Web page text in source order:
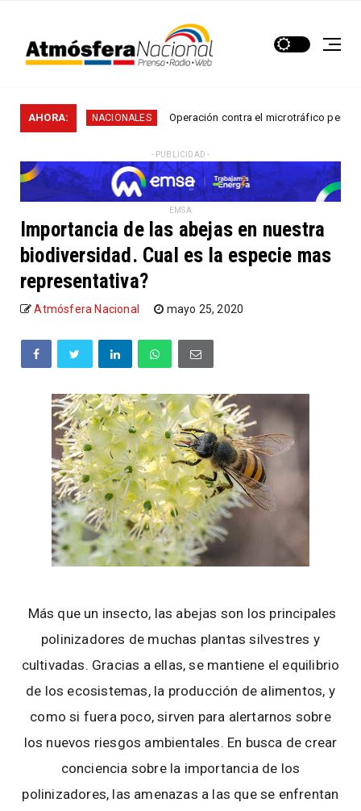
AHORA:NACIONALES Operación contra el microtráfico permitió que la
- PUBLICIDAD -
EMSA
Importancia de las abejas en nuestra
biodiversidad. Cual es la especie mas
representativa?
Atmósfera Nacional mayo 25, 2020
Más que un insecto, las abejas son los principales
polinizadores de muchas plantas silvestres y
cultivadas. Gracias a ellas, se mantiene el equilibrio
de los ecosistemas, la producción de alimentos, y
como si fuera poco, sirven para alertarnos sobre
los nuevos riesgos ambientales. En busca de crear
conciencia sobre la importancia de los
polinizadores, las amenazas a las que se enfrentan